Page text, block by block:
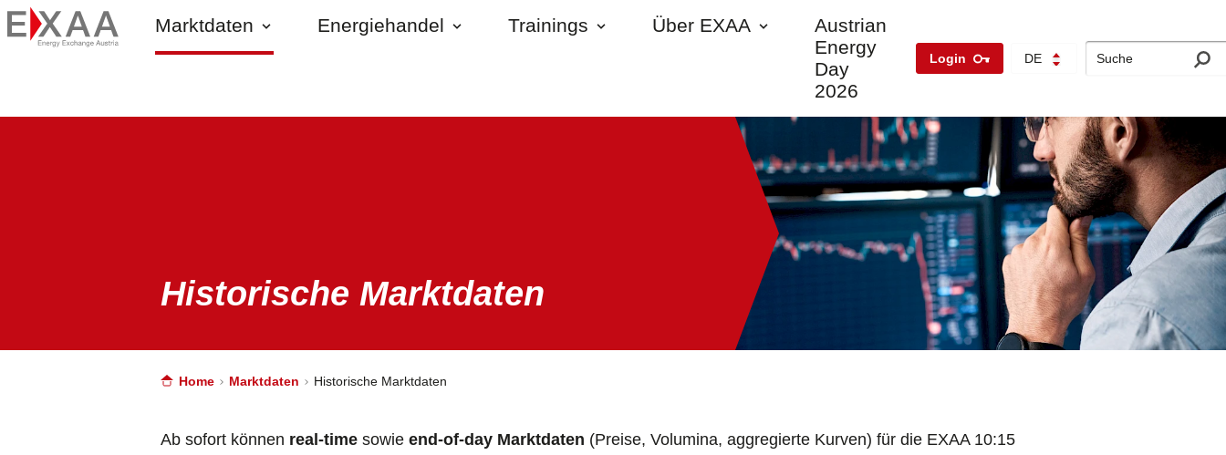
Marktdaten Energiehandel Trainings Über EXAA
Austrian
Energy
Day
2026
Login DE
Historische Marktdaten
Home Marktdaten Historische Marktdaten
Ab sofort können real-time sowie end-of-day Marktdaten (Preise, Volumina, aggregierte Kurven) für die EXAA 10:15